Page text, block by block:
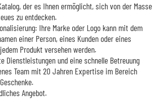
der es Ihnen ermöglicht, sich von der Masse
zu entdecken.
Ihre Marke oder Logo kann mit dem
einer Person, eines Kunden oder eines
Produkt versehen werden.
Dienstleistungen und eine schnelle Betreuung
Team mit 20 Jahren Expertise im Bereich
Angebot.